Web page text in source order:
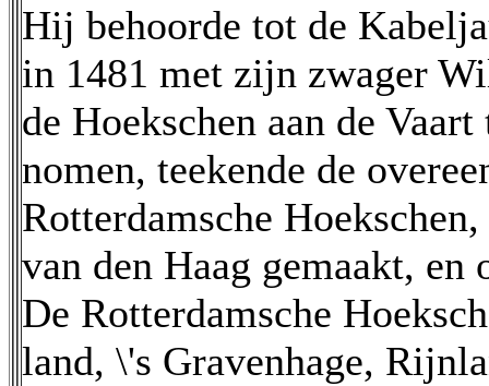
Hij behoorde tot de
in 1481 met zijn zwager
de Hoekschen aan de
nomen, teekende de
Rotterdamsche
van den Haag gemaakt, en
De Rotterdamsche
land, \'s Gravenhage,